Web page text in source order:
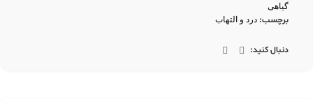
گیاهی
برچسب: درد و التهاب
دنبال کنید: